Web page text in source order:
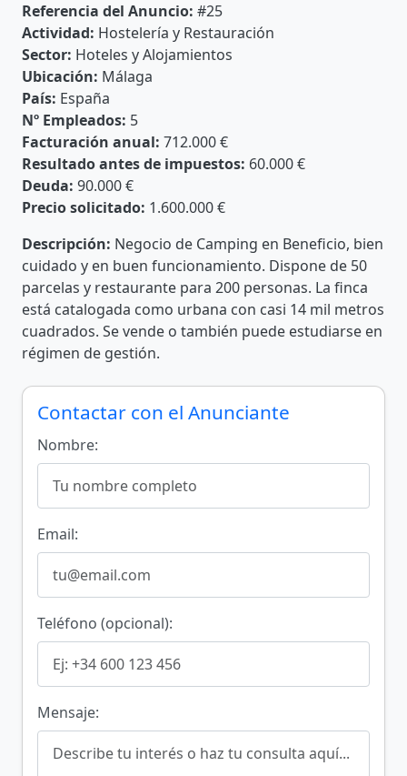
Referencia del Anuncio: #25
Actividad: Hostelería y Restauración
Sector: Hoteles y Alojamientos
Ubicación: Málaga
País: España
Nº Empleados: 5
Facturación anual: 712.000 €
Resultado antes de impuestos: 60.000 €
Deuda: 90.000 €
Precio solicitado: 1.600.000 €
Descripción: Negocio de Camping en Beneficio, bien
cuidado y en buen funcionamiento. Dispone de 50
parcelas y restaurante para 200 personas. La finca
está catalogada como urbana con casi 14 mil metros
cuadrados. Se vende o también puede estudiarse en
régimen de gestión.
Contactar con el Anunciante
Nombre:
Email:
Teléfono (opcional):
Mensaje: